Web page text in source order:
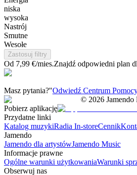
niska
wysoka
Nastrój
Smutne
Wesołe
Zastosuj filtry
Od 7,99 €/mies.Znajdź odpowiedni plan
Masz pytania?"Odwiedź Centrum
© 2026
Pobierz aplikację
Przydatne linki
Katalog muzykiRadia In-storeCennik
Jamendo
Jamendo dla artystówJamendo Music
Informacje prawne
Ogólne warunki użytkowaniaWarunki
Obserwuj nas